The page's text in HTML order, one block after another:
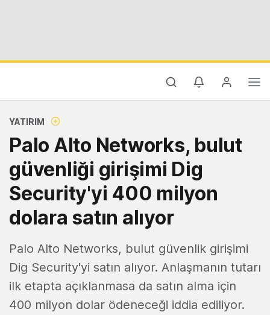
YATIRIM
Palo Alto Networks, bulut
güvenliği girişimi Dig
Security'yi 400 milyon
dolara satın alıyor
Palo Alto Networks, bulut güvenlik girişimi
Dig Security'yi satın alıyor. Anlaşmanın tutarı
ilk etapta açıklanmasa da satın alma için
400 milyon dolar ödeneceği iddia ediliyor.